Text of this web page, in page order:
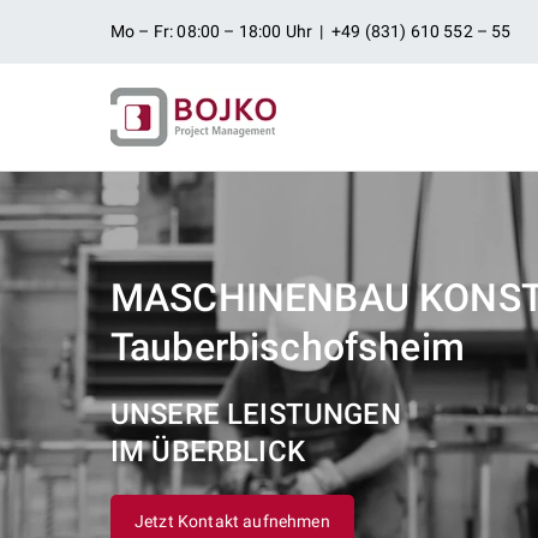
Mo – Fr: 08:00 – 18:00 Uhr | +49 (831) 610 552 – 55
MASCHINENBAU
Tauberbischofsheim
UNSERE LEISTUNGEN
IM ÜBERBLICK
Jetzt Kontakt aufnehmen